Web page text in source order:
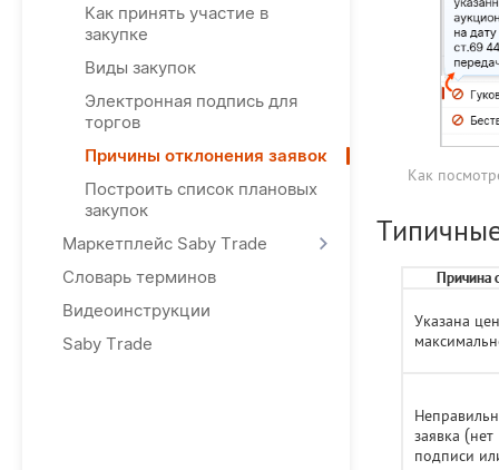
Как принять участие в
закупке
Виды закупок
Электронная подпись для
торгов
Причины отклонения заявок
Построить список плановых
закупок
Маркетплейс Saby Trade
Словарь терминов
Видеоинструкции
Saby Trade
Как
Причина
Указана
заявка
подписи